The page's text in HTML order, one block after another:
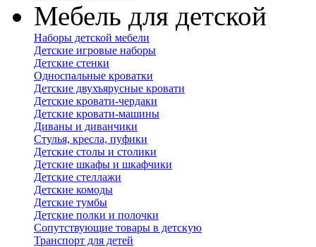
Мебель для детской
Наборы детской мебели
Детские игровые наборы
Детские стенки
Односпальные кроватки
Детские двухъярусные кровати
Детские кровати-чердаки
Детские кровати-машины
Диваны и диванчики
Стулья, кресла, пуфики
Детские столы и столики
Детские шкафы и шкафчики
Детские стеллажи
Детские комоды
Детские тумбы
Детские полки и полочки
Сопутствующие товары в детскую
Транспорт для детей